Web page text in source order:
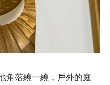
角落繞一繞，戶外的庭